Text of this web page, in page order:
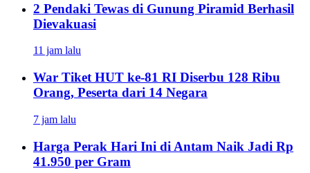
2 Pendaki Tewas di Gunung Piramid Berhasil
Dievakuasi
11 jam lalu
War Tiket HUT ke-81 RI Diserbu 128 Ribu
Orang, Peserta dari 14 Negara
7 jam lalu
Harga Perak Hari Ini di Antam Naik Jadi Rp
41.950 per Gram